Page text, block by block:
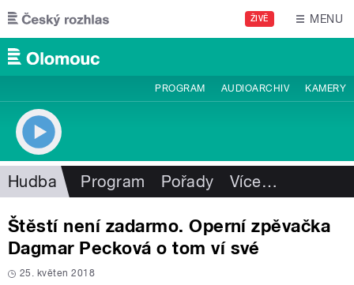
Přejít k hlavnímu obsahu
ŽIVĚ MENU
PROGRAM AUDIOARCHIV KAMERY
Hudba Program Pořady Více…
Štěstí není zadarmo. Operní zpěvačka
Dagmar Pecková o tom ví své
25. květen 2018